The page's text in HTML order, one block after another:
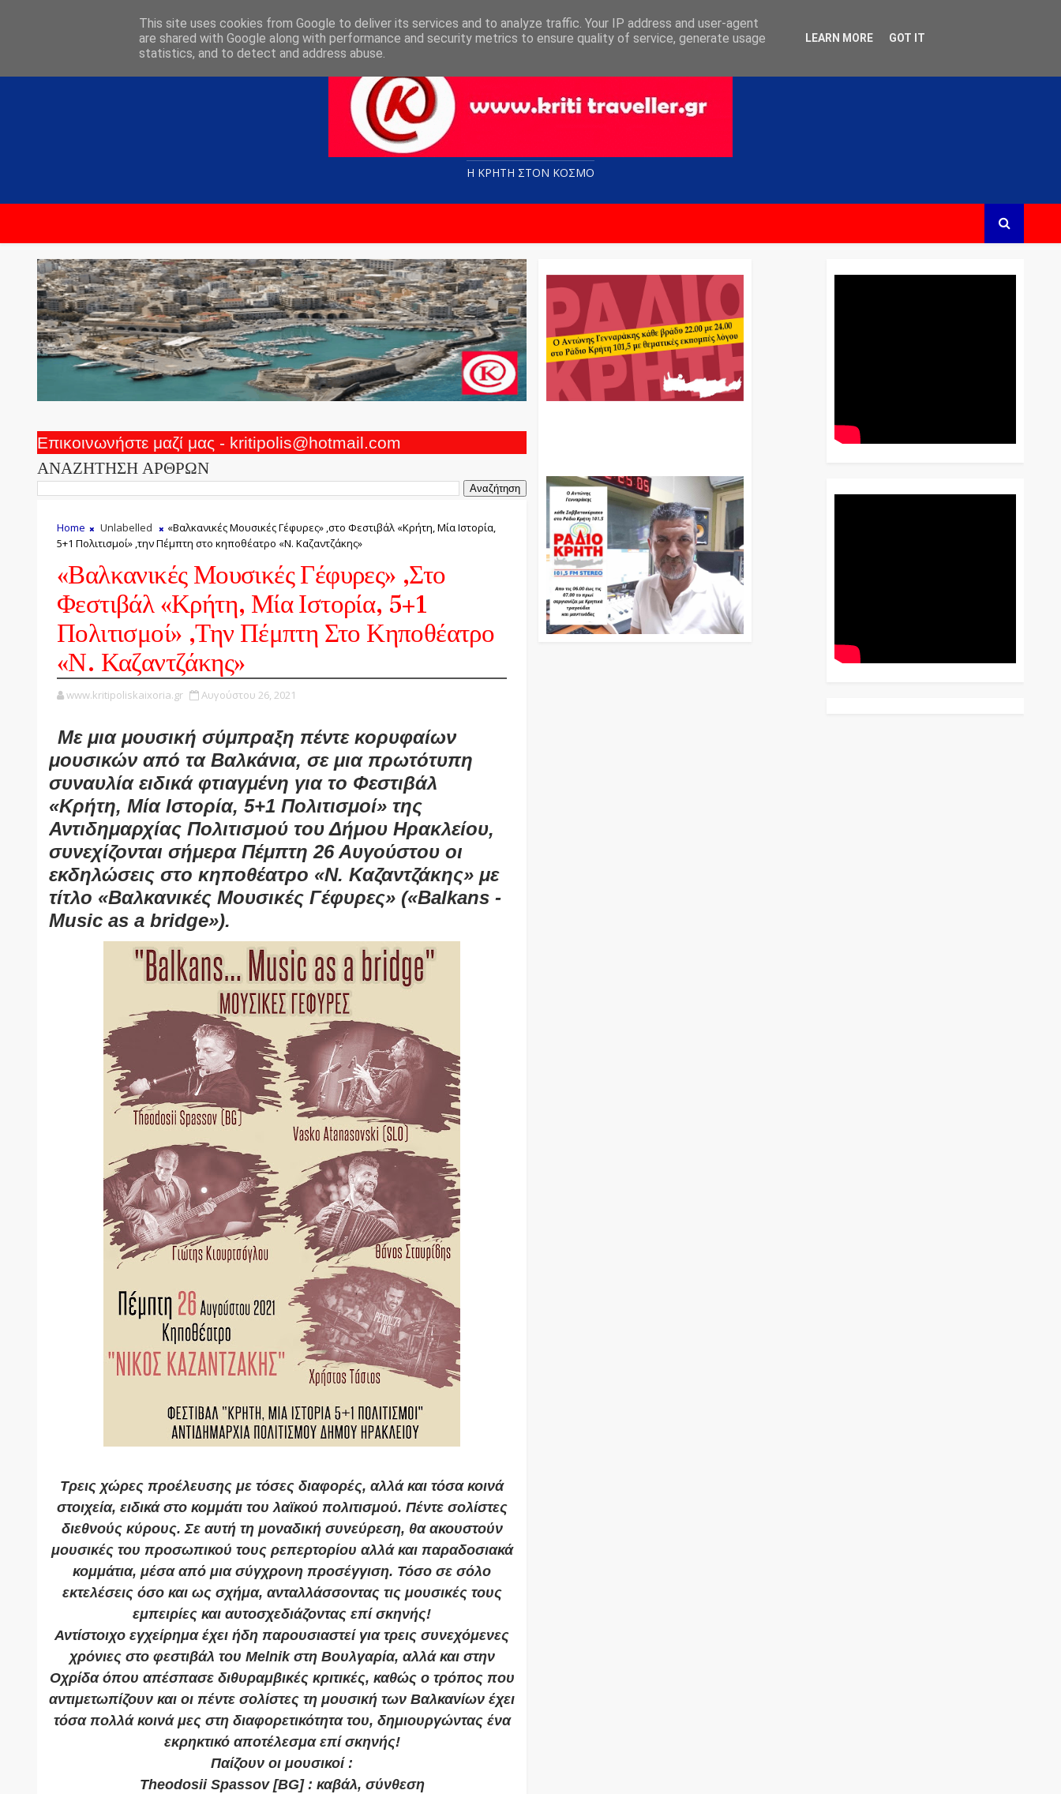
Η ΚΡΗΤΗ ΣΤΟN KOΣΜΟ
Επικοινωνήστε μαζί μας - kritipolis@hotmail.com
ΑΝΑΖΗΤΗΣΗ ΑΡΘΡΩΝ
Home Unlabelled
«Βαλκανικές Μουσικές Γέφυρες» ,στο Φεστιβάλ «Κρήτη, Μία Ιστορία,
5+1 Πολιτισμοί» ,την Πέμπτη στο κηποθέατρο «Ν. Καζαντζάκης»
«Βαλκανικές Μουσικές Γέφυρες» ,στο
Φεστιβάλ «Κρήτη, Μία Ιστορία, 5+1
Πολιτισμοί» ,την Πέμπτη Στο Κηποθέατρο
«Ν. Καζαντζάκης»
www.kritipoliskaixoria.gr Αυγούστου 26, 2021
Με μια μουσική σύμπραξη πέντε κορυφαίων
μουσικών από τα Βαλκάνια, σε μια πρωτότυπη
συναυλία ειδικά φτιαγμένη για το Φεστιβάλ
«Κρήτη, Μία Ιστορία, 5+1 Πολιτισμοί» της
Αντιδημαρχίας Πολιτισμού του Δήμου Ηρακλείου,
συνεχίζονται σήμερα Πέμπτη 26 Αυγούστου οι
εκδηλώσεις στο κηποθέατρο «Ν. Καζαντζάκης» με
τίτλο «Βαλκανικές Μουσικές Γέφυρες» («Balkans -
Music as a bridge»).
Τρεις χώρες προέλευσης με τόσες διαφορές, αλλά και τόσα κοινά
στοιχεία, ειδικά στο κομμάτι του λαϊκού πολιτισμού. Πέντε σολίστες
διεθνούς κύρους. Σε αυτή τη μοναδική συνεύρεση, θα ακουστούν
μουσικές του προσωπικού τους ρεπερτορίου αλλά και παραδοσιακά
κομμάτια, μέσα από μια σύγχρονη προσέγγιση. Τόσο σε σόλο
εκτελέσεις όσο και ως σχήμα, ανταλλάσσοντας τις μουσικές τους
εμπειρίες και αυτοσχεδιάζοντας επί σκηνής!
Αντίστοιχο εγχείρημα έχει ήδη παρουσιαστεί για τρεις συνεχόμενες
χρόνιες στο φεστιβάλ του Μelnik στη Βουλγαρία, αλλά και στην
Οχρίδα όπου απέσπασε διθυραμβικές κριτικές, καθώς ο τρόπος που
αντιμετωπίζουν και οι πέντε σολίστες τη μουσική των Βαλκανίων έχει
τόσα πολλά κοινά μες στη διαφορετικότητα του, δημιουργώντας ένα
εκρηκτικό αποτέλεσμα επί σκηνής!
Παίζουν οι μουσικοί :
Theodosii Spassov [BG] : καβάλ, σύνθεση
This site uses cookies from Google to deliver its services and to analyze traffic. Your IP address and user-agent
are shared with Google along with performance and security metrics to ensure quality of service, generate usage
statistics, and to detect and address abuse.
LEARN MORE GOT IT